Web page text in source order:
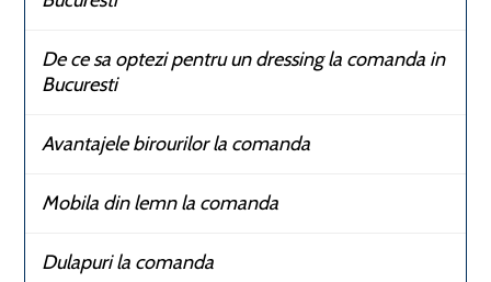
De ce sa optezi pentru un dressing la comanda in
Bucuresti
Avantajele birourilor la comanda
Mobila din lemn la comanda
Dulapuri la comanda